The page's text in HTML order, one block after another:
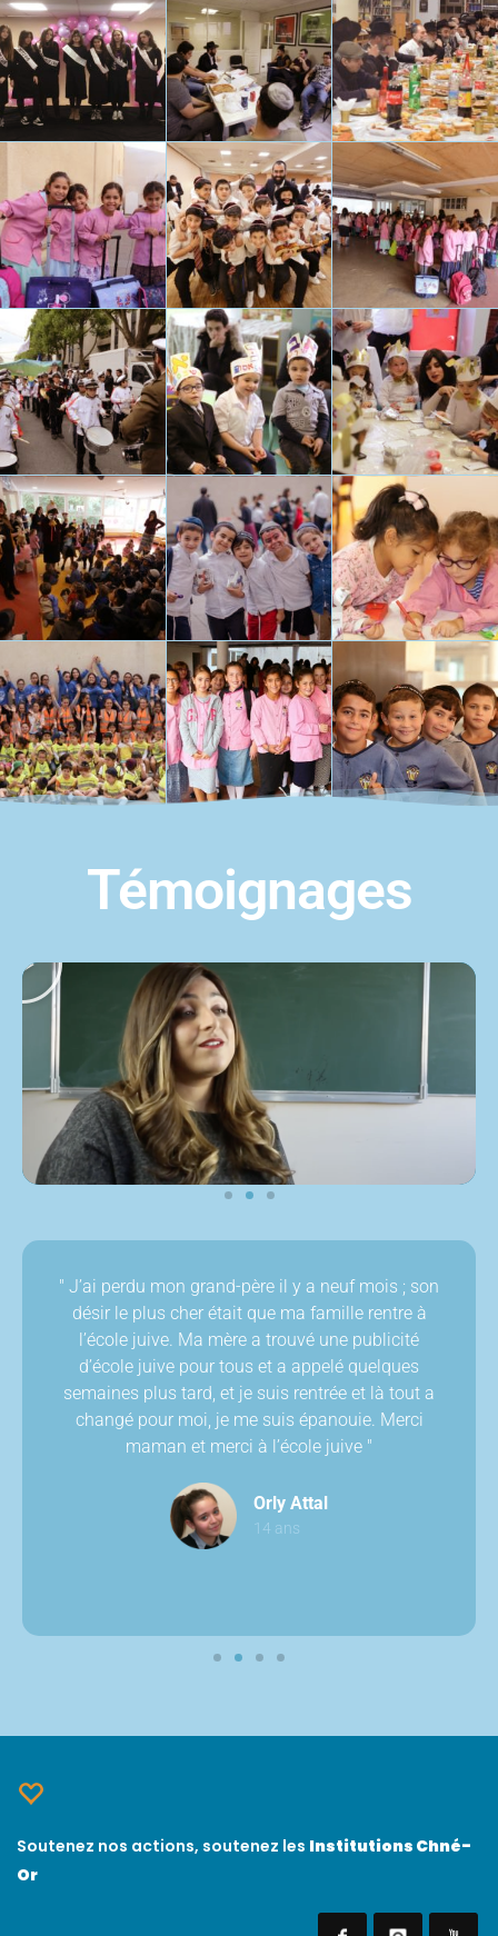
Témoignages
" J’ai perdu mon grand-père il y a neuf mois ; son
désir le plus cher était que ma famille rentre à
l’école juive. Ma mère a trouvé une publicité
d’école juive pour tous et a appelé quelques
semaines plus tard, et je suis rentrée et là tout a
changé pour moi, je me suis épanouie. Merci
maman et merci à l’école juive "
Orly Attal
14 ans
Soutenez nos actions, soutenez les Institutions Chné-
Or